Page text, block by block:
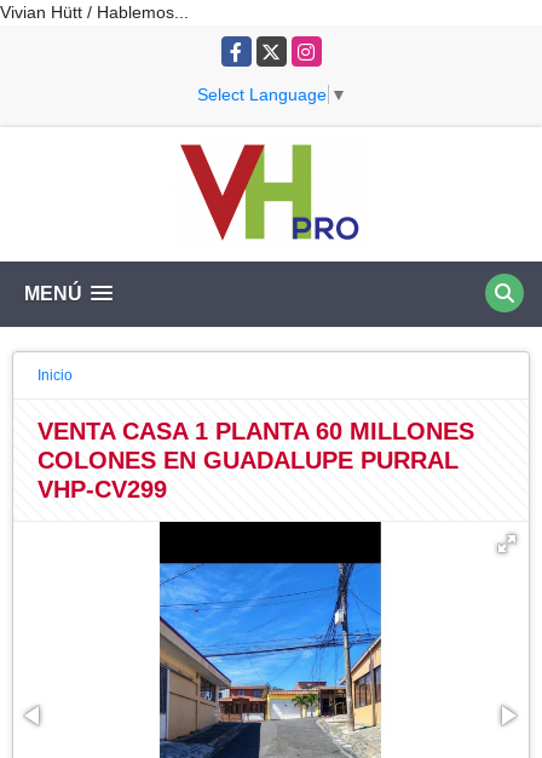
Vivian Hütt / Hablemos...
Facebook
X Instagram
Select Language ▼
MENÚ
Inicio
VENTA CASA 1 PLANTA 60 MILLONES
COLONES EN GUADALUPE PURRAL
VHP-CV299